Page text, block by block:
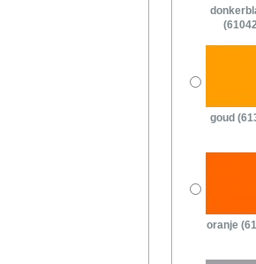
goud
oranje